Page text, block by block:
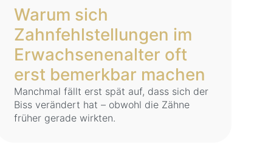
Warum sich
Zahnfehlstellungen im
Erwachsenenalter oft
erst bemerkbar machen
Manchmal fällt erst spät auf, dass sich der
Biss verändert hat – obwohl die Zähne
früher gerade wirkten.